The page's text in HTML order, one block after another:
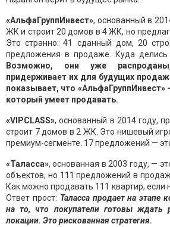
«АльфаГруппИнвест», основанный в
ЖК и строит 20 домов в 4 ЖК, но
Это странно: 41 сданный дом, 20
предложения в продаже. Куда делись
Возможно, они уже
придерживает их для будущих
показывает, что «АльфаГруппИнвест»
который умеет продавать.
«VIPCLASS», основанный в 2014 году,
строит 7 домов в 2 ЖК. Это нишевый
премиум-сегменте. 17 предложений —
«Таласса», основанная в 2003 году, —
объектов, но 111 предложений в
Как можно продавать 111 квартир, если
Ответ прост: Таласса продает на этапе
на то, что покупатели готовы
локации. Это рискованная стратегия.